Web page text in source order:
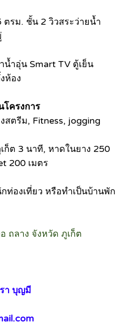
รม. ชั้น 2 วิวสระว่ายน้ำ
น้ำอุ่น Smart TV ตู้เย็น
ห้อง
โครงการ
สตรีม, Fitness, jogging
ก็ต 3 นาที, หาดในยาง 250
200 เมตร
ท่องเที่ยว หรือทำเป็นบ้านพัก
ถลาง จังหวัด ภูเก็ต
า บุญมี